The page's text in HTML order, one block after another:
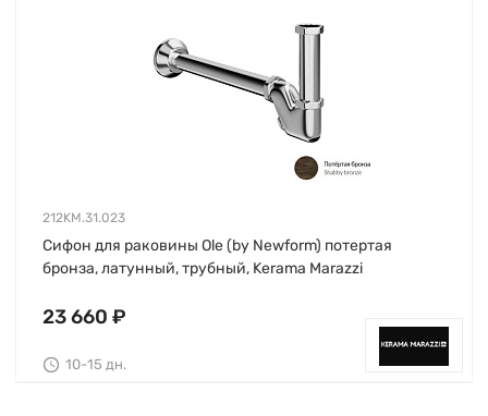
212KM.31.023
Сифон для раковины Ole (by Newform) потертая
бронза, латунный, трубный, Kerama Marazzi
23 660 ₽
10-15 дн.